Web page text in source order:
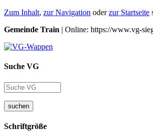
Zum Inhalt, zur Navigation oderzur Startseite
Gemeinde Train | Online: https://www.vg-
Suche VG
suchen
Schriftgröße